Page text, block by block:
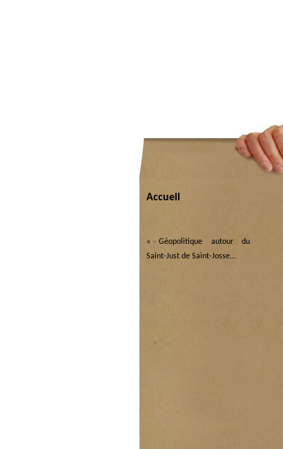
Accueil
«Géopolitique autour du
Saint-Just de Saint-Josse…